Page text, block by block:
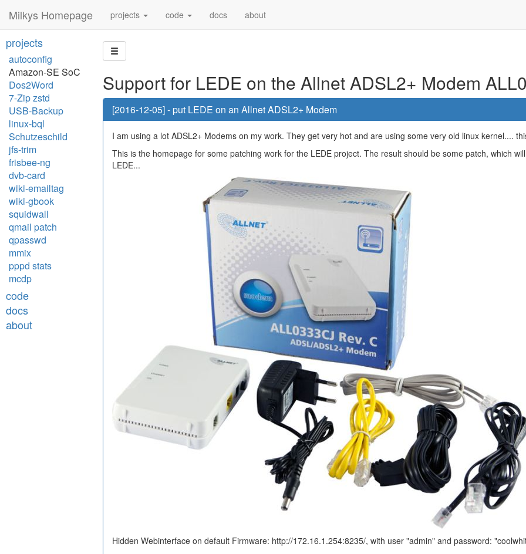
Milkys Homepage projects code docs about
projects
autoconfig
Amazon-SE SoC
Dos2Word
7-Zip zstd
USB-Backup
linux-bql
Schutzeschild
jfs-trim
frisbee-ng
dvb-card
wiki-emailtag
wiki-gbook
squidwall
qmail patch
qpasswd
mmix
pppd stats
mcdp
code
docs
about
Support for LEDE on the Allnet ADSL2+ Modem
[2016-12-05] - put LEDE on an Allnet ADSL2+ Modem
I am using a lot ADSL2+ Modems on my work. They get very hot and are using some very old linux kernel....
This is the homepage for some patching work for the LEDE project. The result should be some patch, which
LEDE...
Hidden Webinterface on default Firmware: http://172.16.1.254:8235/, with user "admin" and password: